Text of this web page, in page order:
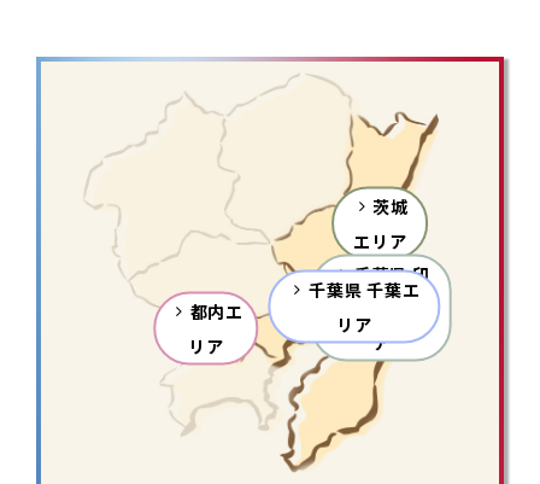
茨城
エリア
千葉県 印
ア
千葉県 千葉エ
リア
都内エ
リア